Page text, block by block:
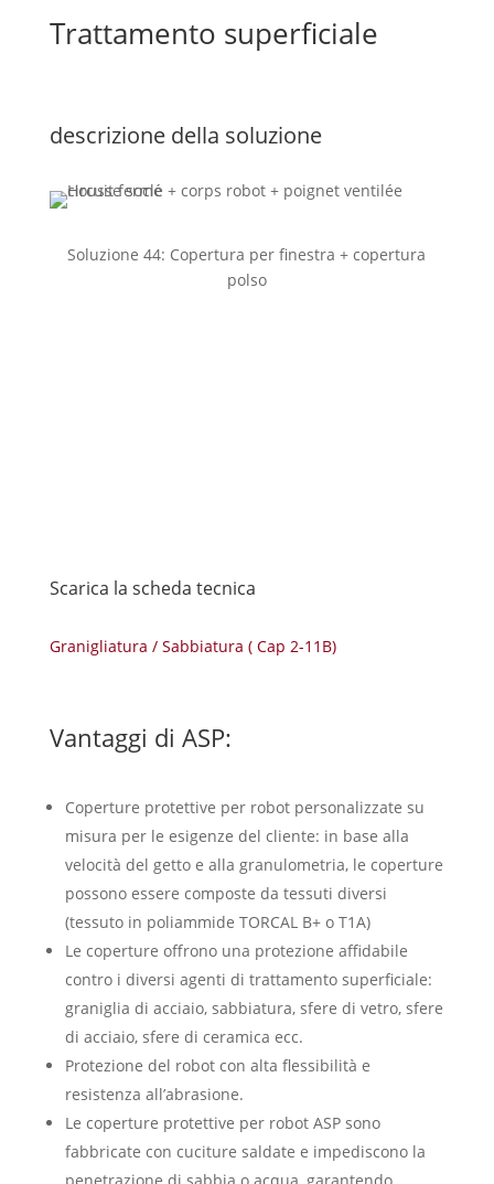
Trattamento superficiale
descrizione della soluzione
Soluzione 44: Copertura per finestra + copertura
polso
Scarica la scheda tecnica
Granigliatura / Sabbiatura ( Cap 2-11B)
Vantaggi di ASP:
Coperture protettive per robot personalizzate su
misura per le esigenze del cliente: in base alla
velocità del getto e alla granulometria, le coperture
possono essere composte da tessuti diversi
(tessuto in poliammide TORCAL B+ o T1A)
Le coperture offrono una protezione affidabile
contro i diversi agenti di trattamento superficiale:
graniglia di acciaio, sabbiatura, sfere di vetro, sfere
di acciaio, sfere di ceramica ecc.
Protezione del robot con alta flessibilità e
resistenza all’abrasione.
Le coperture protettive per robot ASP sono
fabbricate con cuciture saldate e impediscono la